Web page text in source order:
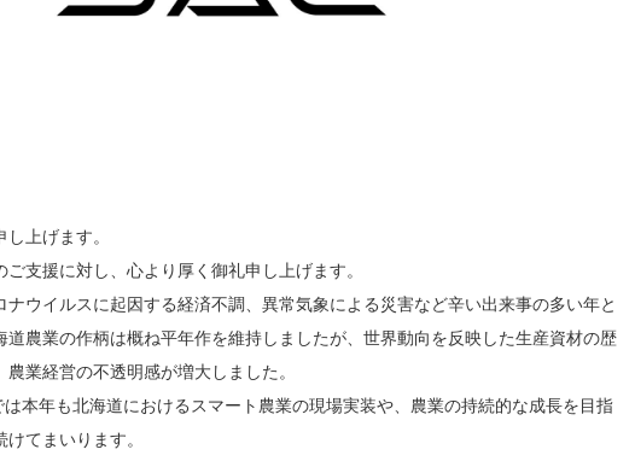
上げます。
ご支援に対し、心より厚く御礼申し上げます。
ナウイルスに起因する経済不調、異常気象による災害など辛い出来事の多い年と
道農業の作柄は概ね平年作を維持しましたが、世界動向を反映した生産資材の歴
業経営の不透明感が増大しました。
本年も北海道におけるスマート農業の現場実装や、農業の持続的な成長を目指
てまいります。